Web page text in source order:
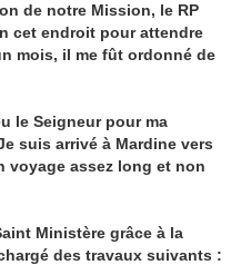
de notre Mission, le RP
cet endroit pour attendre
mois, il me fût ordonné de
le Seigneur pour ma
suis arrivé à Mardine vers
voyage assez long et non
Ministère grâce à la
des travaux suivants :